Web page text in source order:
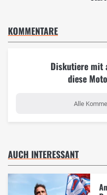
KOMMENTARE
Diskutiere mit
diese
Alle
AUCH INTERESSANT